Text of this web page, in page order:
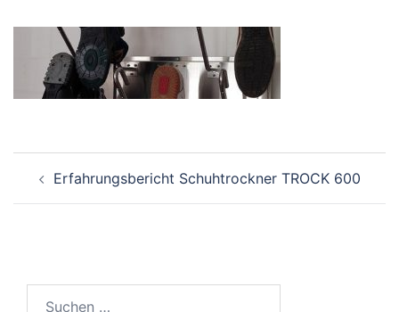
Erfahrungsbericht Schuhtrockner TROCK 600